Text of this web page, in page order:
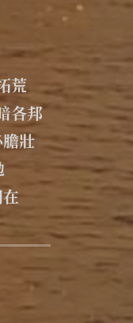
荒
各邦
壯